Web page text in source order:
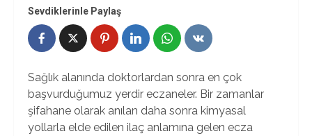
Sevdiklerinle Paylaş
Sağlık alanında doktorlardan sonra en çok
başvurduğumuz yerdir eczaneler. Bir zamanlar
şifahane olarak anılan daha sonra kimyasal
yollarla elde edilen ilaç anlamına gelen ecza